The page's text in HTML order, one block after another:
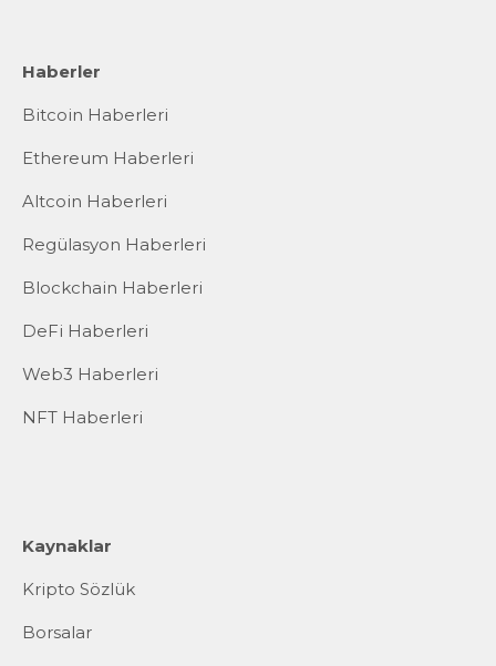
Haberler
Bitcoin Haberleri
Ethereum Haberleri
Altcoin Haberleri
Regülasyon Haberleri
Blockchain Haberleri
DeFi Haberleri
Web3 Haberleri
NFT Haberleri
Kaynaklar
Kripto Sözlük
Borsalar